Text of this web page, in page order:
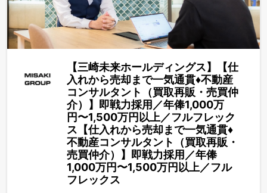
【三崎未来ホールディングス】【仕
入れから売却まで一気通貫♦︎不動産
コンサルタント（買取再販・売買仲
介）】即戦力採用／年俸1,000万
円〜1,500万円以上／フルフレック
ス【仕入れから売却まで一気通貫♦︎
不動産コンサルタント（買取再販・
売買仲介）】即戦力採用／年俸
1,000万円〜1,500万円以上／フル
フレックス